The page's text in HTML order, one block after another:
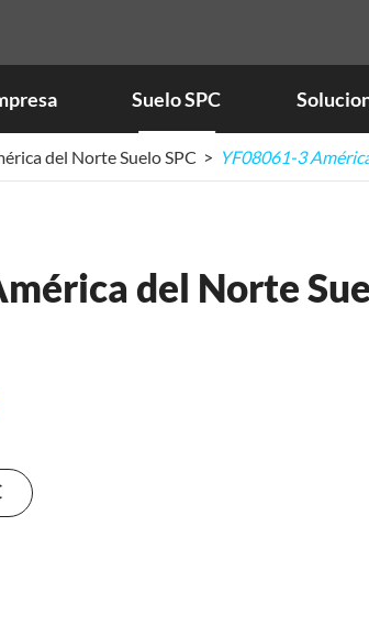
Suelo SPC
del Norte Suelo SPC YF08061-3
del Norte